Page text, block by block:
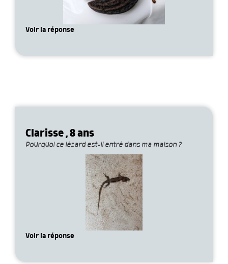
Voir la réponse
Clarisse , 8 ans
Pourquoi ce lézard est-il entré dans ma maison ?
Voir la réponse